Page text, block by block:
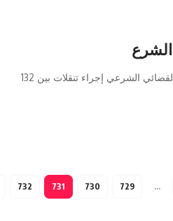
وكالة تليسكوب الاخبارية قرر المجلس القضائي الشرعي إجراء تنقلات بين 132
…
729
730
731
732